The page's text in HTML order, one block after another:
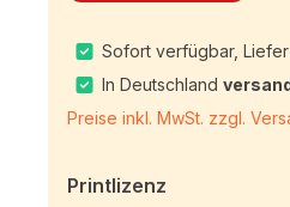
Sofort verfügbar,
In Deutschland
Preise inkl. MwSt. zzgl.
Printlizenz